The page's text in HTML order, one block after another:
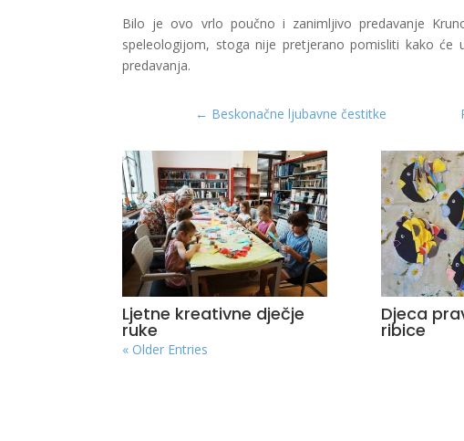
Bilo je ovo vrlo poučno i zanimljivo predavanje
speleologijom, stoga nije pretjerano pomisliti kako će
predavanja.
← Beskonačne ljubavne čestitke
Ljetne kreativne dječje
ruke
Djeca
ribice
« Older Entries